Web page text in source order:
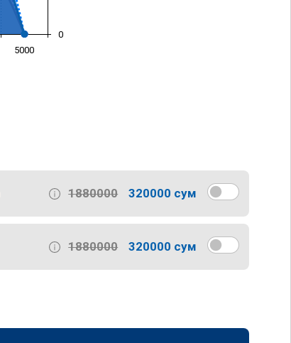
5000
0
1880000 320000 сум
1880000 320000 сум